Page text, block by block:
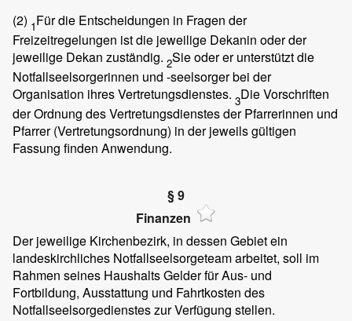
(2) 1Für die Entscheidungen in Fragen der
Freizeitregelungen ist die jeweilige Dekanin oder der
jeweilige Dekan zuständig. 2Sie oder er unterstützt die
Notfallseelsorgerinnen und -seelsorger bei der
Organisation ihres Vertretungsdienstes. 3Die Vorschriften
der Ordnung des Vertretungsdienstes der Pfarrerinnen und
Pfarrer (Vertretungsordnung) in der jeweils gültigen
Fassung finden Anwendung.
§ 9
Finanzen
Der jeweilige Kirchenbezirk, in dessen Gebiet ein
landeskirchliches Notfallseelsorgeteam arbeitet, soll im
Rahmen seines Haushalts Gelder für Aus- und
Fortbildung, Ausstattung und Fahrtkosten des
Notfallseelsorgedienstes zur Verfügung stellen.